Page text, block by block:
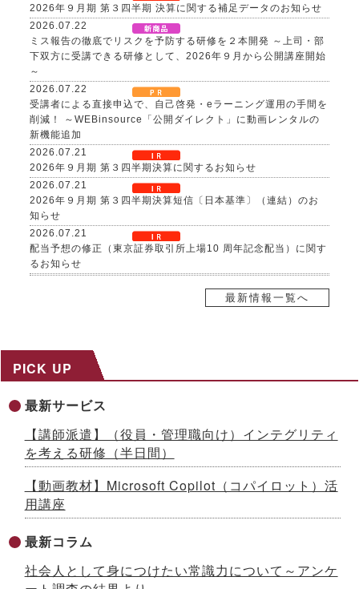
2026年９月期 第３四半期 決算に関する補足データのお知らせ
2026.07.22
ミス報告の徹底でリスクを予防する研修を２本開発 ～上司・部
下双方に受講できる研修として、2026年９月から公開講座開始
～
2026.07.22
受講者による直接申込で、自己啓発・eラーニング運用の手間を
削減！ ～WEBinsource「公開ダイレクト」に動画レンタルの
新機能追加
2026.07.21
2026年９月期 第３四半期決算に関するお知らせ
2026.07.21
2026年９月期 第３四半期決算短信〔日本基準〕（連結）のお
知らせ
2026.07.21
配当予想の修正（東京証券取引所上場10 周年記念配当）に関す
るお知らせ
自己株式取得に係る事項の決定及び自己株式の消却に関するお
ペーンを開催 ～３日間29,800円の特別価格で公開講座を提供
イボート）」提供開始 ～先着100社限定キャンペーン実施中
2026.07.13
AI時代をリードする「ネオゼネラリスト」養成研修を開発 ～構
座開始
2026.07.10
「インソースグループ統合報告書2025」発行のお知らせ ～AI
時代の成長戦略を様々な観点で解説
成果が出るまで伴走する、Forward Deployed型コンサルタン
ト養成研修を開発 ～26年７月から公開講座で提供
最新情報一覧へ
PICK UP
最新サービス
【講師派遣】（役員・管理職向け）インテグリティ
を考える研修（半日間）
【動画教材】Microsoft Copilot（コパイロット）活
用講座
最新コラム
社会人として身につけたい常識力について～アンケ